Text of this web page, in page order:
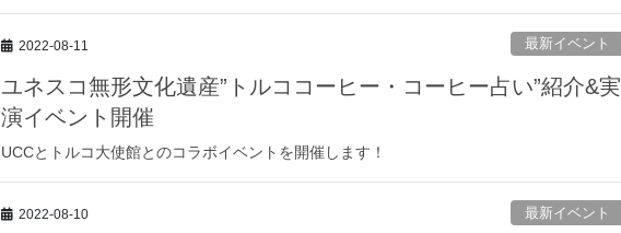
2022-08-11 最新イベント
ユネスコ無形文化遺産”トルココーヒー・コーヒー占い”紹介&実
演イベント開催
UCCとトルコ大使館とのコラボイベントを開催します！
2022-08-10 最新イベント